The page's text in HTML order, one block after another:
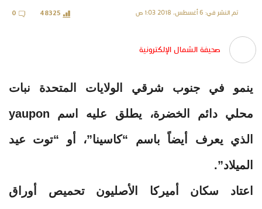
تم النشر في: 6 أغسطس، 2018 1:03 ص 48325
0
صحيفة الشمال الإلكترونية
ينمو في جنوب شرقي الولايات المتحدة نبات
محلي دائم الخضرة، يطلق عليه اسم yaupon
الذي يعرف أيضاً باسم “كاسينا”، أو “توت عيد
الميلاد”.
اعتاد سكان أميركا الأصليون تحميص أوراق